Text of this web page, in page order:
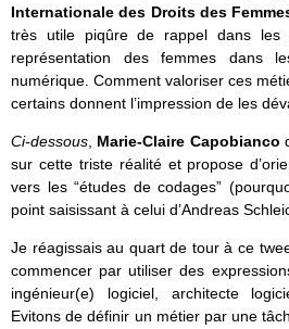
Internationale des Droits des
très utile piqûre de rappel dans
représentation des femmes dans
numérique. Comment valoriser ces
certains donnent l’impression de les
Ci-dessous, Marie-Claire Capobianco
sur cette triste réalité et propose
vers les “études de codages”
point saisissant à celui d’Andreas
Je réagissais au quart de tour à ce
commencer par utiliser des
ingénieur(e) logiciel, architecte
Evitons de définir un métier par une